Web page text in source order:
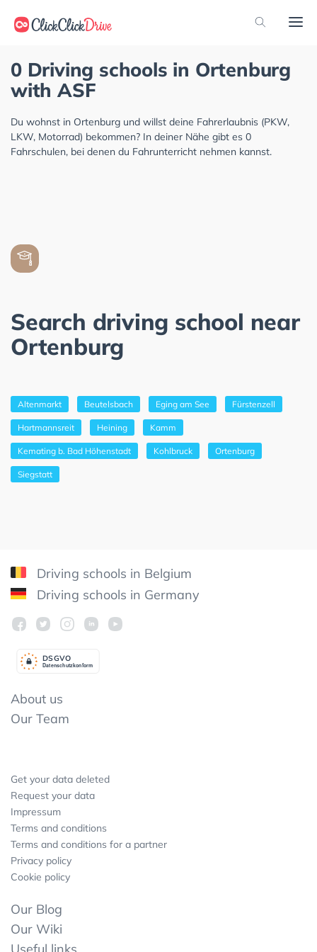
0 Driving schools in Ortenburg
with ASF
Du wohnst in Ortenburg und willst deine Fahrerlaubnis (PKW,
LKW, Motorrad) bekommen? In deiner Nähe gibt es 0
Fahrschulen, bei denen du Fahrunterricht nehmen kannst.
Search driving school near
Ortenburg
Altenmarkt Beutelsbach Eging am See Fürstenzell
Hartmannsreit Heining Kamm
Kemating b. Bad Höhenstadt Kohlbruck Ortenburg
Siegstatt
Driving schools in Belgium
Driving schools in Germany
Datenschutzkonform
DSGVO
About us
Our Team
Get your data deleted
Request your data
Impressum
Terms and conditions
Terms and conditions for a partner
Privacy policy
Cookie policy
Our Blog
Our Wiki